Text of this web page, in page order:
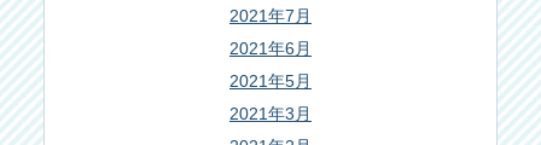
2021年7月
2021年6月
2021年5月
2021年3月